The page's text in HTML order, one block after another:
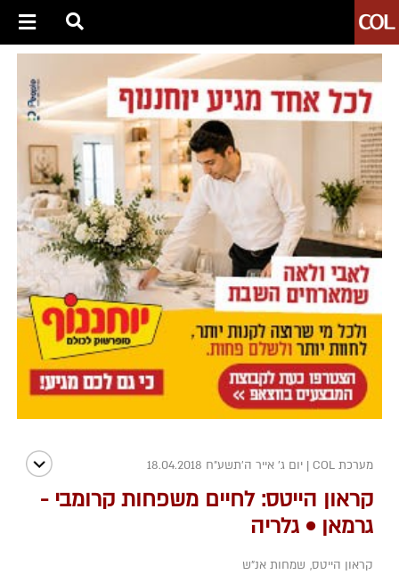
מערכת COL | יום ג' אייר ה׳תשע״ח 18.04.2018
קראון הייטס: לחיים משפחות קרומבי -
גרמאן • גלריה
קראון הייטס, שמחות אנ"ש